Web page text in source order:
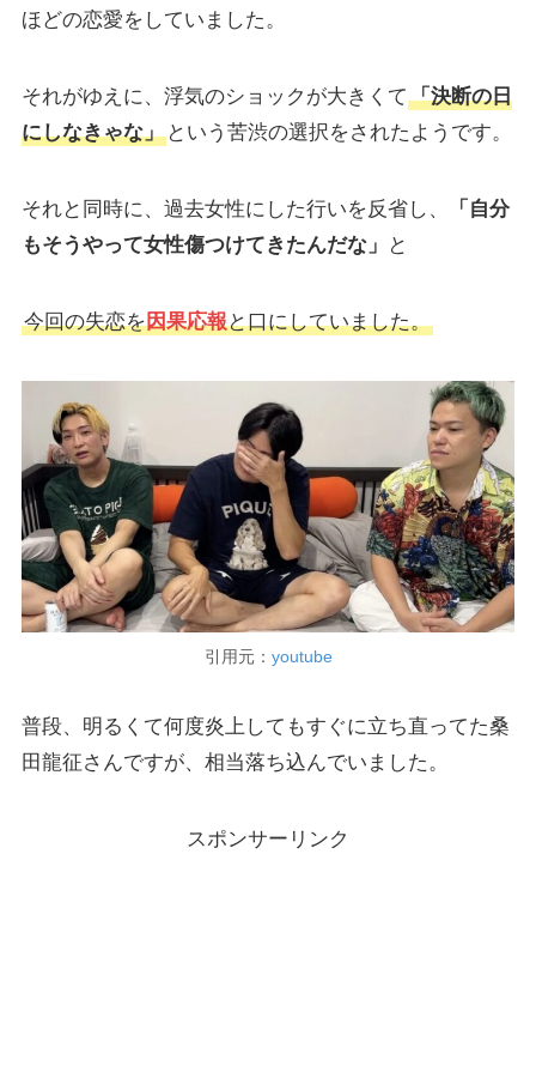
ほどの恋愛をしていました。
それがゆえに、浮気のショックが大きくて 「決断の日
にしなきゃな」という苦渋の選択をされたようです。
それと同時に、過去女性にした行いを反省し、
「自分
もそうやって女性傷つけてきたんだな」
と
今回の失恋を因果応報と口にしていました。
引用元： youtube
普段、明るくて何度炎上してもすぐに立ち直ってた桑
田龍征さんですが、相当落ち込んでいました。
スポンサーリンク